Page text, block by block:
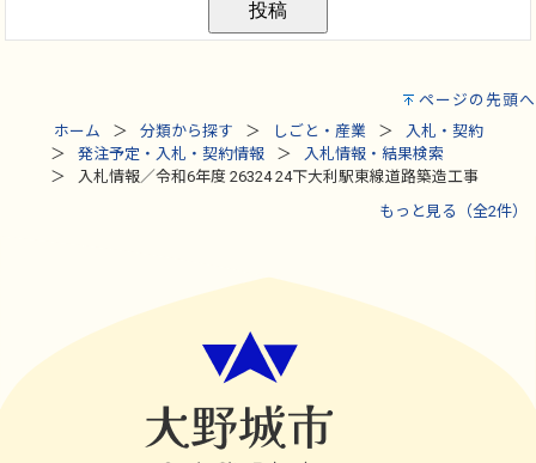
ページの先頭へ
ホーム
分類から探す しごと・産業
入札・契約
発注予定・入札・契約情報
入札情報・結果検索
入札情報／令和6年度 26324 24下大利駅東線道路築造工事
もっと見る（全2件）